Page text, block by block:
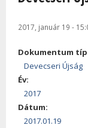
2017, január 19 -
Dokumentum
Devecseri Újság
Év:
2017
Dátum:
2017.01.19